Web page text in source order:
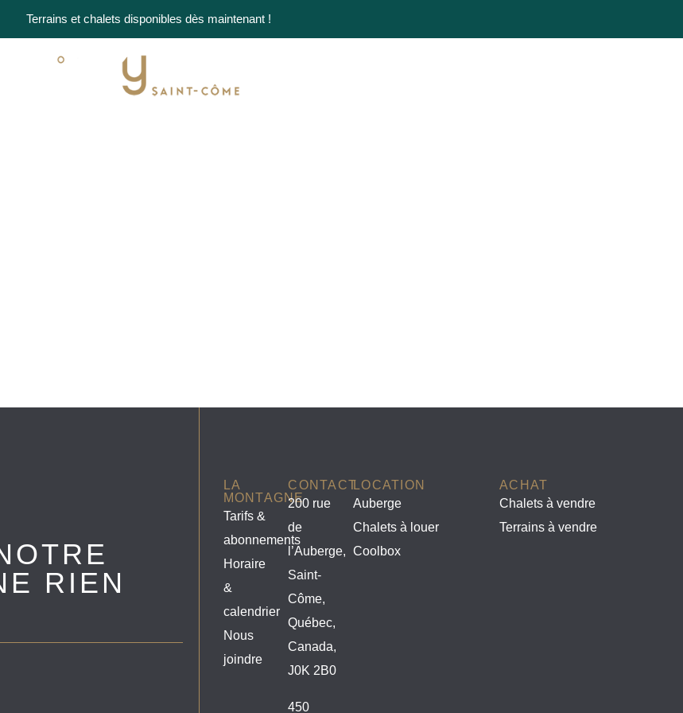
Terrains et chalets disponibles dès maintenant !
RIEN
LA
MONTAGNE
Tarifs &
abonnements
Horaire
&
calendrier
Nous
joindre
CONTACT
200 rue
de
l’Auberge,
Saint-
Côme,
Québec,
Canada,
J0K 2B0
450
LOCATION
Auberge
Chalets à louer
Coolbox
ACHAT
Chalets à vendre
Terrains à vendre